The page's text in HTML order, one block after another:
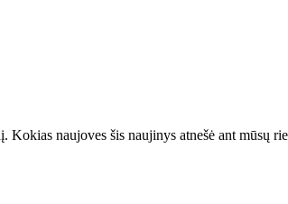
naujoves šis naujinys atnešė ant mūsų